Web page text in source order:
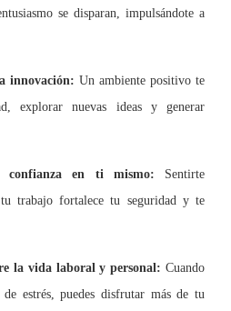
se disparan, impulsándote a
innovación: Un ambiente positivo te
explorar nuevas ideas y generar
en ti mismo: Sentirte
trabajo fortalece tu seguridad y te
la vida laboral y personal: Cuando
estrés, puedes disfrutar más de tu